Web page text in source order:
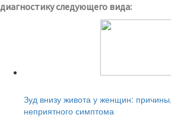
диагностику следующего вида:
Зуд внизу живота у женщин:
неприятного симптома